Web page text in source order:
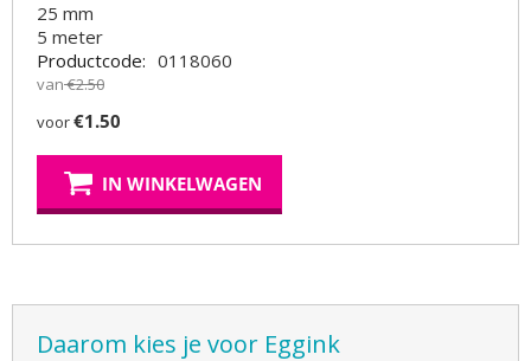
25 mm
5 meter
Productcode: 0118060
van €2.50
voor€1.50
IN WINKELWAGEN
Daarom kies je voor Eggink